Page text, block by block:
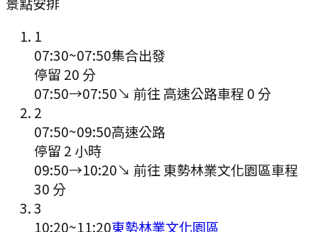
1
07:30~07:50集合出發
停留 20 分
07:50→07:50↘ 前往 高速公路車程 0 分
2
07:50~09:50高速公路
停留 2 小時
09:50→10:20↘ 前往 東勢林業文化園區車程
30 分
3
10:20~11:20東勢林業文化園區